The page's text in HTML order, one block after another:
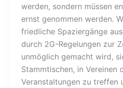
werden, sondern müssen
ernst genommen werden.
friedliche Spaziergänge
durch 2G-Regelungen zur
unmöglich gemacht wird,
Stammtischen, in Vereinen
Veranstaltungen zu treffen